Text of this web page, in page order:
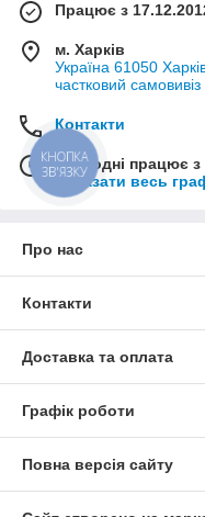
Працює з
м. Харків
Україна 61050
частковий самовивіз
Контакти
Сьогодні працює
Показати весь
Про нас
Контакти
Доставка та оплата
Графік роботи
Повна версія сайту
КНОПКА
ЗВ'ЯЗКУ